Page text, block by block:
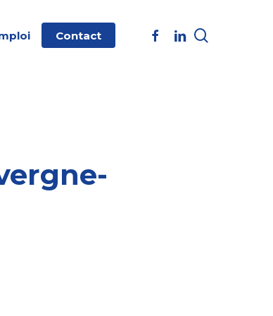
Contact facebook
linkedin